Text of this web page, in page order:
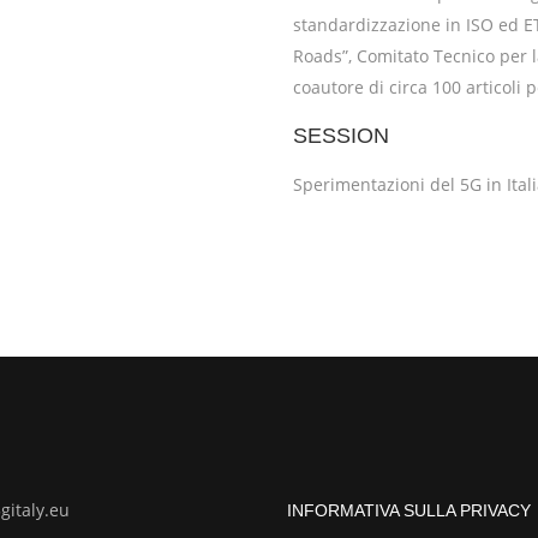
standardizzazione in ISO ed
Roads”, Comitato Tecnico
coautore di circa 100 articoli
SESSION
Sperimentazioni del 5G in
INFORMATIVA SULLA PRIVACY